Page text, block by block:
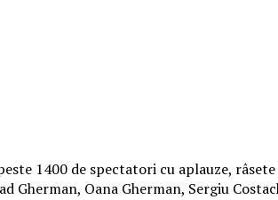
1400 de spectatori cu aplauze, râsete
Oana Gherman, Sergiu